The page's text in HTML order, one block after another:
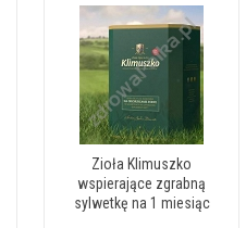
Zioła Klimuszko
wspierające zgrabną
sylwetkę na 1 miesiąc